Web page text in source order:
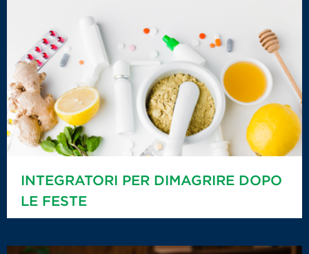
INTEGRATORI PER DIMAGRIRE DOPO
LE FESTE